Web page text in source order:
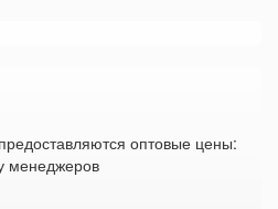
оптовые цены:
менеджеров